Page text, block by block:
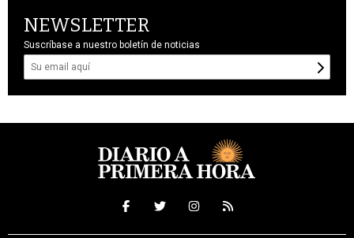
NEWSLETTER
Suscríbase a nuestro boletín de noticias